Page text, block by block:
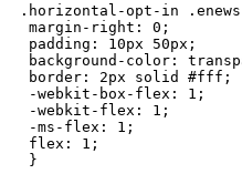
.horizontal-opt-in
margin-right: 0;
padding: 10px 50px;
background-color:
border: 2px solid #fff;
-webkit-box-flex: 1;
-webkit-flex: 1;
-ms-flex: 1;
flex: 1;
}